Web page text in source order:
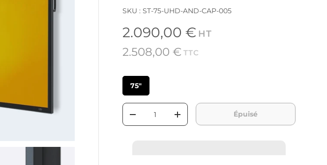
SKU : ST-75-UHD-AND-CAP-005
Prix habituel
2.090,00 € HT
2.508,00 € TTC
75"
Qté
-
+ Épuisé